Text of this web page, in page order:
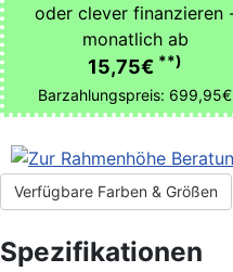
oder clever finanzieren
monatlich ab
15,75€ **)
Barzahlungspreis: 699,95€
Verfügbare Farben & Größen
Spezifikationen